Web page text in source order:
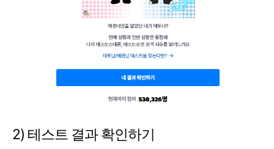
2) 테스트 결과 확인하기